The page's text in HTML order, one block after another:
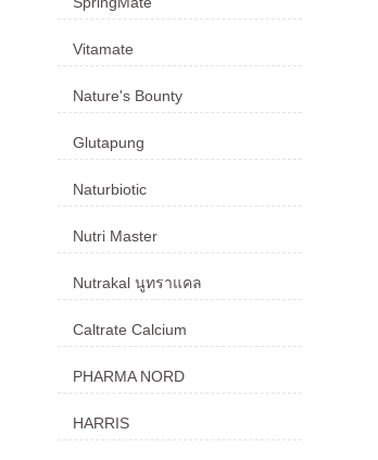
Vitamate
Nature's Bounty
Glutapung
Naturbiotic
Nutri Master
Nutrakal นูทราแคล
Caltrate Calcium
PHARMA NORD
HARRIS